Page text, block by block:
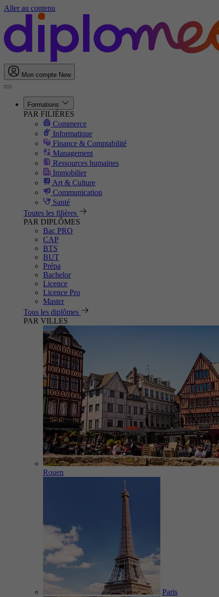
Aller au contenu
Mon compte New
Formations
PAR FILIÈRES
Commerce
Informatique
Finance & Comptabilité
Management
Ressources humaines
Immobilier
Art & Culture
Communication
Santé
Toutes les filières
PAR DIPLÔMES
Bac PRO
CAP
BTS
BUT
Prépa
Bachelor
Licence
Licence Pro
Master
Tous les diplômes
PAR VILLES
Rouen
Paris